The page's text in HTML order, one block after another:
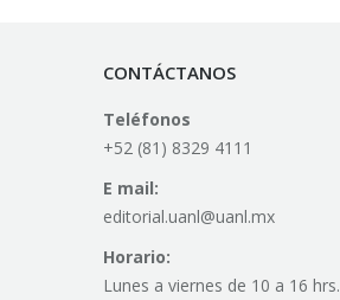
CONTÁCTANOS
Teléfonos
+52 (81) 8329 4111
E mail:
editorial.uanl@uanl.mx
Horario:
Lunes a viernes de 10 a 16 hrs.